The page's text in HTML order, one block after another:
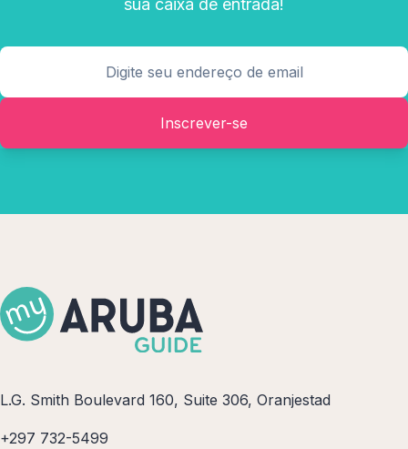
sua caixa de entrada!
Inscrever-se
L.G. Smith Boulevard 160, Suite 306, Oranjestad
+297 732-5499